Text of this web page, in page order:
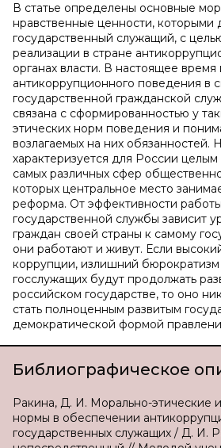
В статье определены основные
нравственные ценности, которыми
государственный служащий, с
реализации в стране
органах власти. В настоящее
антикоррупционного поведения в
государственной гражданской
связана с сформированностью у
этических норм поведения и
возлагаемых на них обязанностей.
характеризуется для России
самых различных сфер
которых центральное место
реформа. От эффективности
государственной службы зависит
граждан своей страны к самому
они работают и живут. Если
коррупции, излишний бюрократизм
госслужащих будут продолжать
российском государстве, то оно
стать полноценным развитым
демократической формой
Библиографическое
Ракина, Д. И. Морально-этические
нормы в обеспечении
государственных служащих / Д. И.